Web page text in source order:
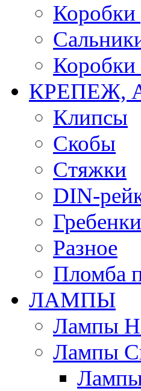
Коробки
Коробки
КРЕПЕЖ,
Клипсы
Скобы
Стяжки
DIN-
Гребенки
Разное
Пломба
ЛАМПЫ
Лампы
Лампы